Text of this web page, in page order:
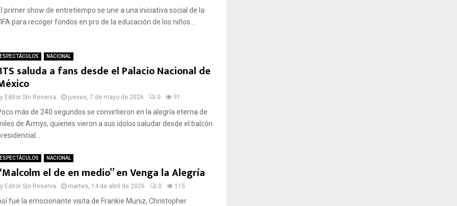
primer show de entretiempo se une a una iniciativa social de la
para recoger fondos en pro de la educación de los niños...
ESPECTÁCULOS NACIONAL
saluda a fans desde el Palacio Nacional de
Editor Sin Reserva jueves, 7 de mayo de 2026 0 91
más de 240 segundos se convirtieron en la alegría eterna de
de Armys, quienes vieron a sus ídolos saludar desde el balcón
ESPECTÁCULOS NACIONAL
el de en medio” en Venga la Alegría
Editor Sin Reserva martes, 14 de abril de 2026 0 115
fue la emocionante visita de Frankie Muniz, Christopher